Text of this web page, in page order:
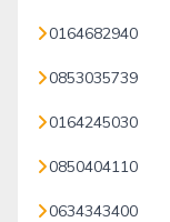
0164682940
0853035739
0164245030
0850404110
0634343400